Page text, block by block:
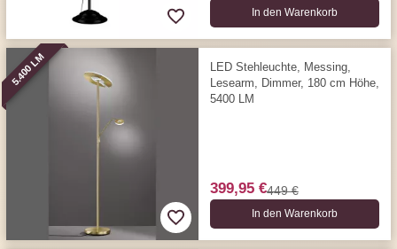
In den Warenkorb
5.400 LM
LED Stehleuchte, Messing,
Lesearm, Dimmer, 180 cm Höhe,
5400 LM
399,95 €449 €
In den Warenkorb